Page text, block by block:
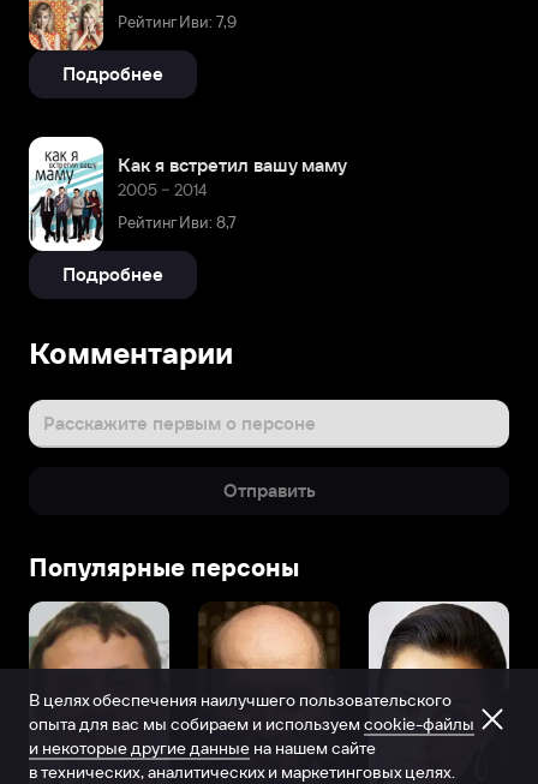
Рейтинг Иви: 7,9
Подробнее
Как я встретил вашу маму
2005 – 2014
Рейтинг Иви: 8,7
Подробнее
Комментарии
Расскажите первым о персоне
Отправить
Популярные персоны
В целях обеспечения наилучшего пользовательского
опыта для вас мы собираем и используем cookie-файлы
и некоторые другие данные на нашем сайте
в технических, аналитических и маркетинговых целях.